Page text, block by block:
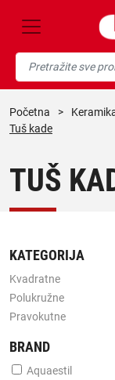
početna >
Tuš kade
TUŠ
KATEGORIJA
Kvadratne
Polukružne
Pravokutne
BRAND
Aquaestil